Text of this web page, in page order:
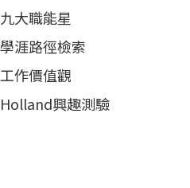
九大職能星
學涯路徑檢索
工作價值觀
Holland興趣測驗